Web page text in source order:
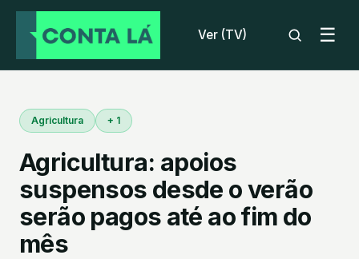
Ver (TV) ☰
Agricultura + 1
Agricultura: apoios
suspensos desde o verão
serão pagos até ao fim do
mês